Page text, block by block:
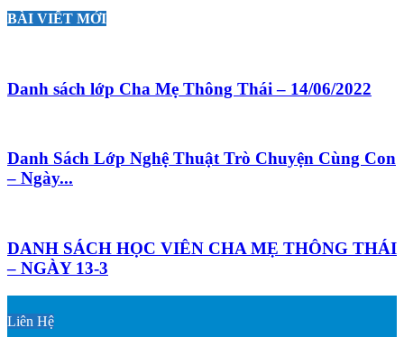
BÀI VIẾT MỚI
Danh sách lớp Cha Mẹ Thông Thái – 14/06/2022
Danh Sách Lớp Nghệ Thuật Trò Chuyện Cùng Con
– Ngày...
DANH SÁCH HỌC VIÊN CHA MẸ THÔNG THÁI
– NGÀY 13-3
Liên Hệ